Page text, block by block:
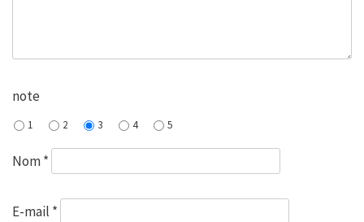
note
1 2 3 4 5
Nom*
E-mail *